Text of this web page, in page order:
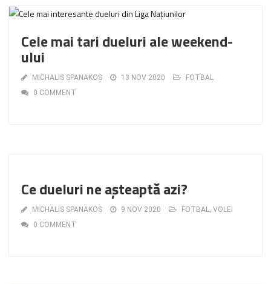
Cele mai tari dueluri ale weekend-
ului
MICHALIS SPANAKOS 13 NOV 2020
FOTBAL
0 COMMENT
Ce dueluri ne așteaptă azi?
MICHALIS SPANAKOS 9 NOV 2020 FOTBAL, VOLEI
0 COMMENT